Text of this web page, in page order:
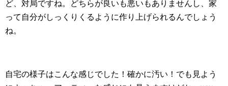
ど、対局ですね。どちらが良いも悪いもありませんし、家
って自分がしっくりくるように作り上げられるんでしょう
ね。
自宅の様子はこんな感じでした！確かに汚い！でも見よう